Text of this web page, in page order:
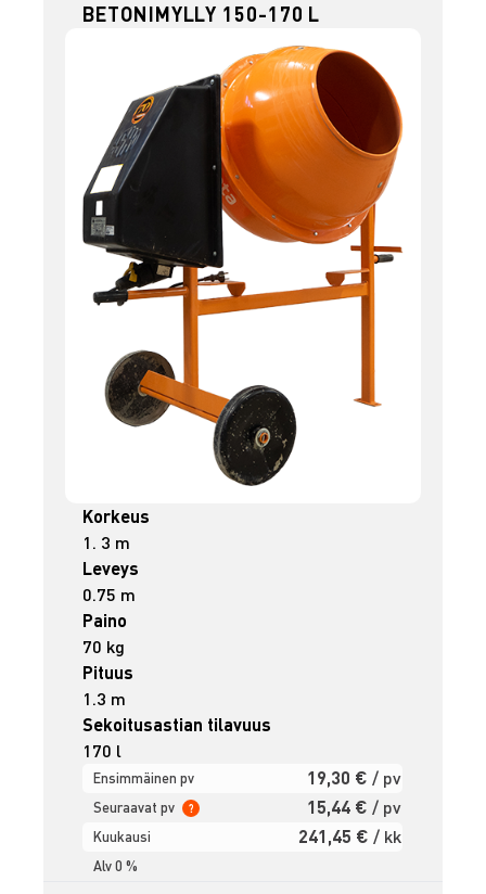
BETONIMYLLY 150-170 L
Korkeus
1. 3 m
Leveys
0.75 m
Paino
70 kg
Pituus
1.3 m
Sekoitusastian tilavuus
170 l
Ensimmäinen pv 19,30 € / pv
Seuraavat pv ? 15,44 € / pv
Kuukausi 241,45 € / kk
Alv 0 %